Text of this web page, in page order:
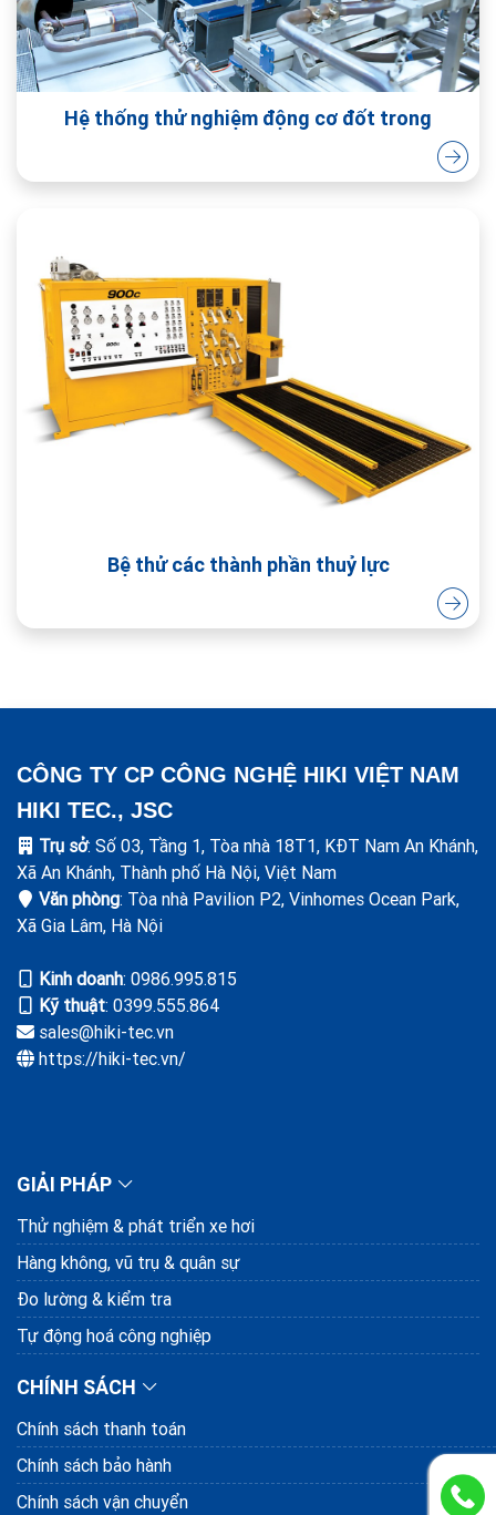
Hệ thống thử nghiệm động cơ đốt trong
Bệ thử các thành phần thuỷ lực
CÔNG TY CP CÔNG NGHỆ HIKI VIỆT NAM
HIKI TEC., JSC
Trụ sở: Số 03, Tầng 1, Tòa nhà 18T1, KĐT Nam An Khánh,
Xã An Khánh, Thành phố Hà Nội, Việt Nam
Văn phòng: Tòa nhà Pavilion P2, Vinhomes Ocean Park,
Xã Gia Lâm, Hà Nội
Kinh doanh: ‭0986.995.815
Kỹ thuật: 0399.555.864
sales@hiki-tec.vn
https://hiki-tec.vn/
GIẢI PHÁP
Thử nghiệm & phát triển xe hơi
Hàng không, vũ trụ & quân sự
Đo lường & kiểm tra
Tự động hoá công nghiệp
CHÍNH SÁCH
Chính sách thanh toán
Chính sách bảo hành
Chính sách vận chuyển